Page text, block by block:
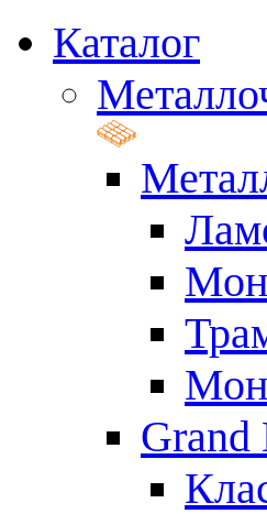
Каталог
Grand